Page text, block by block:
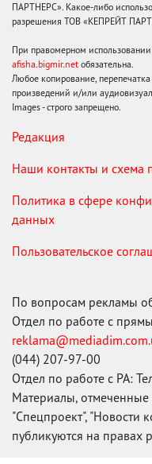
ПАРТНЕРС». Какое-либо
разрешения ТОВ «КЕПРЕЙТ
При правомерном использовании
afisha.bigmir.net обязательна.
Любое копирование,
произведений и/или
Images - строго запрещено.
Редакция
Наши контакты и схема
Политика в сфере
данных
Пользовательское
По вопросам рекламы
Отдел по работе с
(044) 207-97-00
Отдел по работе с РА:
Материалы, отмеченные
"Спецпроект", "Новости
публикуются на правах